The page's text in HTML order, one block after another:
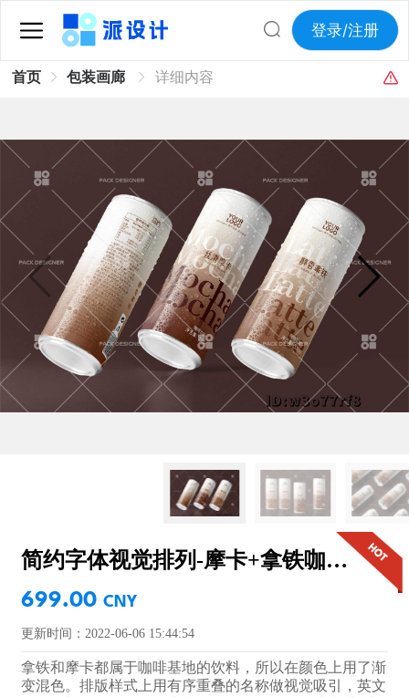
登录/注册
首页 包装画廊 详细内容
简约字体视觉排列-摩卡+拿铁咖啡饮料
699.00 CNY
更新时间：2022-06-06 15:44:54
拿铁和摩卡都属于咖啡基地的饮料，所以在颜色上用了渐
变混色。排版样式上用有序重叠的名称做视觉吸引，英文